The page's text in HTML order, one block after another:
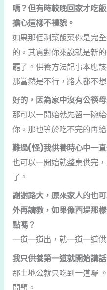
嗎？但有時較晚回家才吃
擔心這樣不禮貌。
如果那個剩菜飯菜你是完
的。其實對你來說就是新
罷了。供養方法記事本應
那當然是不行，路人都不
好的，因為家中沒有公筷
那可以一開始就先留一碗
你。那也等於吃不完的再給
難過(怪)我供養時心中一直
也可以一開始就整桌供完
了。
謝謝路大，原來家人的也
外再請教，如果像西堤那
點嗎？
一道一道出，就一道一道供
我只供養第一道就開始講
那土地公就只吃到一道囉
問題。